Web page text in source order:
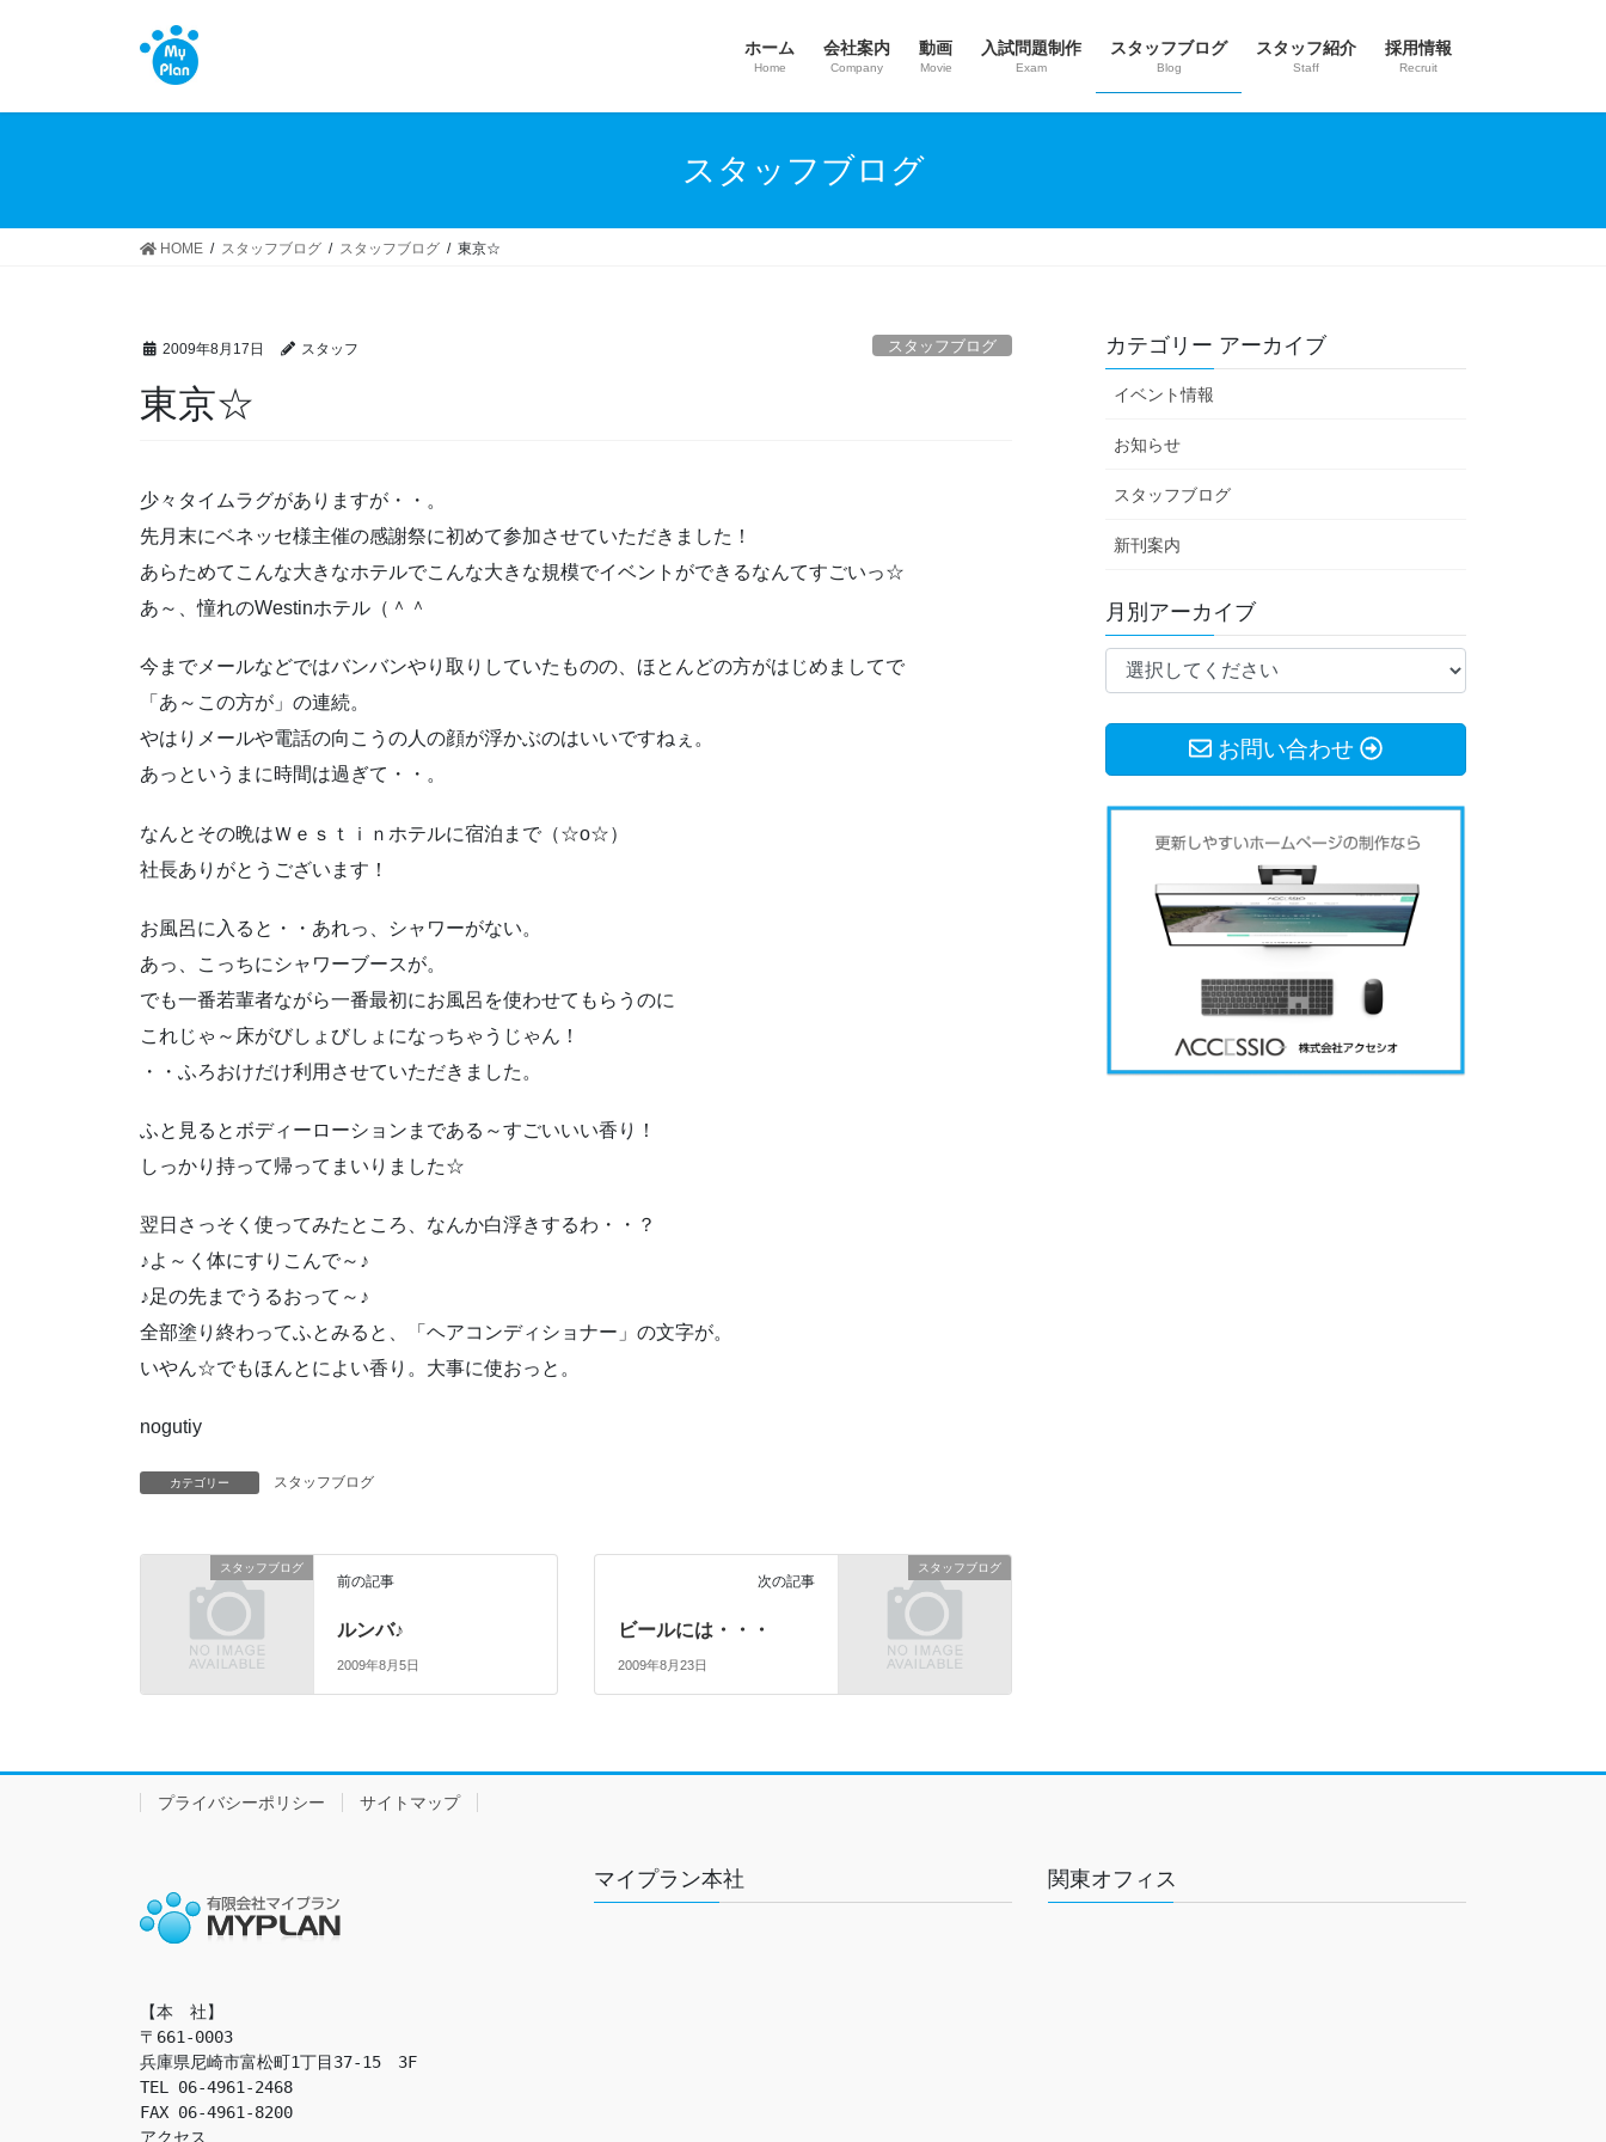
ホーム
Home
会社案内
Company
動画
Movie
入試問題制作
Exam
スタッフブログ
Blog
スタッフ紹介
Staff
採用情報
Recruit
スタッフブログ
HOME スタッフブログ スタッフブログ 東京☆
2009年8月17日 スタッフ スタッフブログ
東京☆
少々タイムラグがありますが・・。
先月末にベネッセ様主催の感謝祭に初めて参加させていただきました！
あらためてこんな大きなホテルでこんな大きな規模でイベントができるなんてすごいっ☆
あ～、憧れのWestinホテル（＾＾
今までメールなどではバンバンやり取りしていたものの、ほとんどの方がはじめましてで
「あ～この方が」の連続。
やはりメールや電話の向こうの人の顔が浮かぶのはいいですねぇ。
あっというまに時間は過ぎて・・。
なんとその晩はＷｅｓｔｉｎホテルに宿泊まで（☆o☆）
社長ありがとうございます！
お風呂に入ると・・あれっ、シャワーがない。
あっ、こっちにシャワーブースが。
でも一番若輩者ながら一番最初にお風呂を使わせてもらうのに
これじゃ～床がびしょびしょになっちゃうじゃん！
・・ふろおけだけ利用させていただきました。
ふと見るとボディーローションまである～すごいいい香り！
しっかり持って帰ってまいりました☆
翌日さっそく使ってみたところ、なんか白浮きするわ・・？
♪よ～く体にすりこんで～♪
♪足の先までうるおって～♪
全部塗り終わってふとみると、「ヘアコンディショナー」の文字が。
いやん☆でもほんとによい香り。大事に使おっと。
nogutiy
カテゴリー スタッフブログ
スタッフブログ
前の記事
ルンバ♪
2009年8月5日
スタッフブログ
次の記事
ビールには・・・
2009年8月23日
カテゴリー アーカイブ
イベント情報
お知らせ
スタッフブログ
新刊案内
月別アーカイブ
お問い合わせ
プライバシーポリシー サイトマップ
【本　社】
〒661-0003
兵庫県尼崎市富松町1丁目37-15　3F
TEL 06-4961-2468
FAX 06-4961-8200
アクセス
マイプラン本社 関東オフィス